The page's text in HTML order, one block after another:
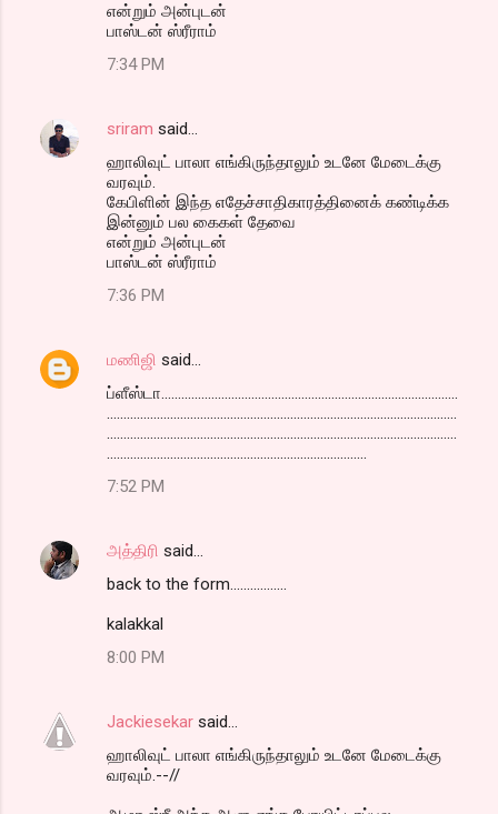
என்றும் அன்புடன்
பாஸ்டன் ஸ்ரீராம்
7:34 PM
sriram said…
ஹாலிவுட் பாலா எங்கிருந்தாலும் உடனே மேடைக்கு
வரவும்.
கேபிளின் இந்த எதேச்சாதிகாரத்தினைக் கண்டிக்க
இன்னும் பல கைகள் தேவை
என்றும் அன்புடன்
பாஸ்டன் ஸ்ரீராம்
7:36 PM
மணிஜி said…
ப்ளீஸ்டா.........................................................................................
.........................................................................................................
.........................................................................................................
..............................................................................
7:52 PM
அத்திரி said…
back to the form.................
kalakkal
8:00 PM
Jackiesekar said…
ஹாலிவுட் பாலா எங்கிருந்தாலும் உடனே மேடைக்கு
வரவும்.--//